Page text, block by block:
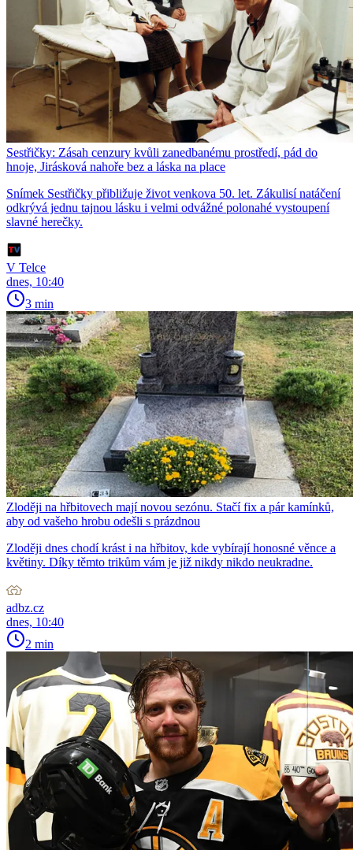
Sestřičky: Zásah cenzury kvůli zanedbanému prostředí, pád do
hnoje, Jirásková nahoře bez a láska na place
Snímek Sestřičky přibližuje život venkova 50. let. Zákulisí natáčení
odkrývá jednu tajnou lásku i velmi odvážné polonahé vystoupení
slavné herečky.
V Telce
dnes, 10:40
3 min
Zloději na hřbitovech mají novou sezónu. Stačí fix a pár kamínků,
aby od vašeho hrobu odešli s prázdnou
Zloději dnes chodí krást i na hřbitov, kde vybírají honosné věnce a
květiny. Díky těmto trikům vám je již nikdy nikdo neukradne.
adbz.cz
dnes, 10:40
2 min